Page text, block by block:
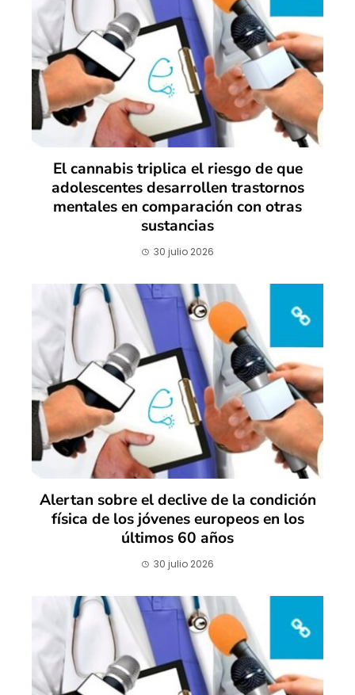
El cannabis triplica el riesgo de que
adolescentes desarrollen trastornos
mentales en comparación con otras
sustancias
30 julio 2026
Alertan sobre el declive de la condición
física de los jóvenes europeos en los
últimos 60 años
30 julio 2026